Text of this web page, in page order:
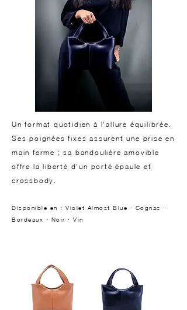
Un format quotidien à l'allure équilibrée.
Ses poignées fixes assurent une prise en
main ferme ; sa bandoulière amovible
offre la liberté d'un porté épaule et
crossbody.
Disponible en : Violet Almost Blue · Cognac ·
Bordeaux · Noir · Vin